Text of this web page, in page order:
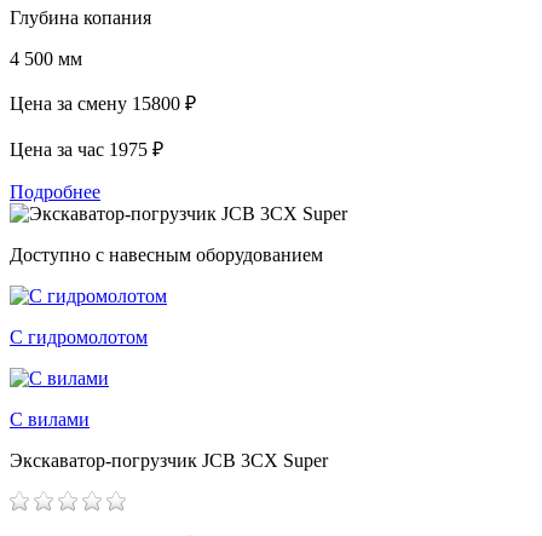
Глубина копания
4 500 мм
Цена за смену 15800 ₽
Цена за час 1975 ₽
Подробнее
Доступно с навесным оборудованием
С гидромолотом
С вилами
Экскаватор-погрузчик JCB 3CX Super